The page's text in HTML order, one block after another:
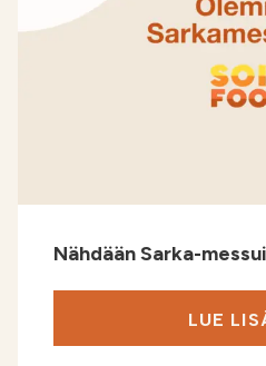
Nähdään Sarka-
LUE